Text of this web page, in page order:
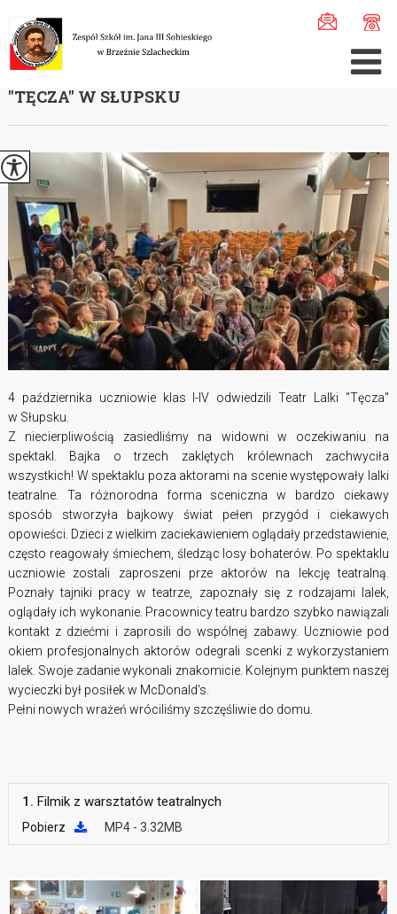
Wycieczka kl. I - IV ...
WYCIECZKA KL. I - IV DO TEATRU LALKI
''TĘCZA'' W SŁUPSKU
4 października uczniowie klas I-IV odwiedzili Teatr Lalki "Tęcza"
w Słupsku.
Z niecierpliwością zasiedliśmy na widowni w oczekiwaniu na
spektakl. Bajka o trzech zaklętych królewnach zachwyciła
wszystkich! W spektaklu poza aktorami na scenie występowały lalki
teatralne. Ta różnorodna forma sceniczna w bardzo ciekawy
sposób stworzyła bajkowy świat pełen przygód i ciekawych
opowieści. Dzieci z wielkim zaciekawieniem oglądały przedstawienie,
często reagowały śmiechem, śledząc losy bohaterów. Po spektaklu
uczniowie zostali zaproszeni prze aktorów na lekcję teatralną.
Poznały tajniki pracy w teatrze, zapoznały się z rodzajami lalek,
oglądały ich wykonanie. Pracownicy teatru bardzo szybko nawiązali
kontakt z dziećmi i zaprosili do wspólnej zabawy. Uczniowie pod
okiem profesjonalnych aktorów odegrali scenki z wykorzystaniem
lalek. Swoje zadanie wykonali znakomicie. Kolejnym punktem naszej
wycieczki był posiłek w McDonald's.
Pełni nowych wrażeń wróciliśmy szczęśliwie do domu.
1. Filmik z warsztatów teatralnych
Pobierz MP4 - 3.32MB